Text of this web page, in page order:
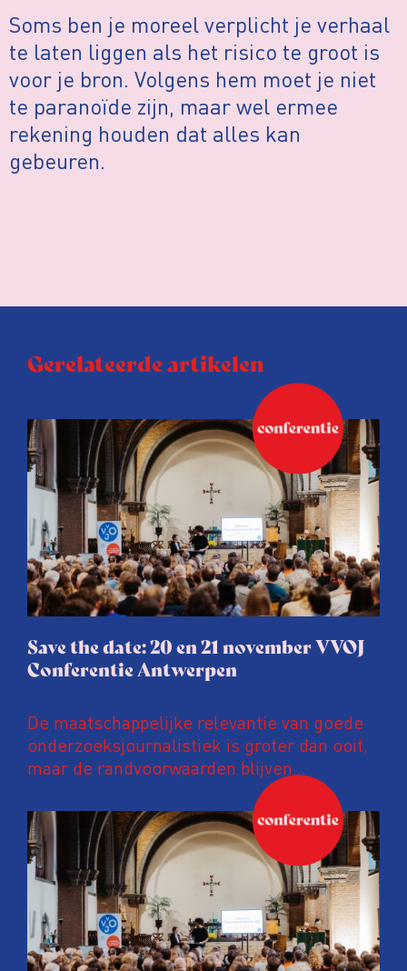
Soms ben je moreel verplicht je verhaal
te laten liggen als het risico te groot is
voor je bron. Volgens hem moet je niet
te paranoïde zijn, maar wel ermee
rekening houden dat alles kan
gebeuren.
Gerelateerde artikelen
Save the date: 20 en 21 november VVOJ
Conferentie Antwerpen
De maatschappelijke relevantie van goede
onderzoeksjournalistiek is groter dan ooit,
maar de randvoorwaarden blijven
kwetsbaar. Tijdens de komende VVOJ
Conferentie duiken we in De
ongemakkelijke werkelijkheid: een eerlijke
en urgente blik op de staat van ons vak.